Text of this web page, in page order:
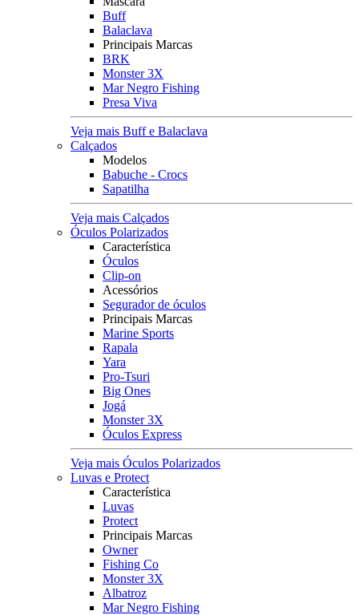
Buff
Balaclava
Principais Marcas
BRK
Monster 3X
Mar Negro Fishing
Presa Viva
Veja mais Buff e Balaclava
Calçados
Modelos
Babuche - Crocs
Sapatilha
Veja mais Calçados
Óculos Polarizados
Característica
Óculos
Clip-on
Acessórios
Segurador de óculos
Principais Marcas
Marine Sports
Rapala
Yara
Pro-Tsuri
Big Ones
Jogá
Monster 3X
Óculos Express
Veja mais Óculos Polarizados
Luvas e Protect
Característica
Luvas
Protect
Principais Marcas
Owner
Fishing Co
Monster 3X
Albatroz
Mar Negro Fishing